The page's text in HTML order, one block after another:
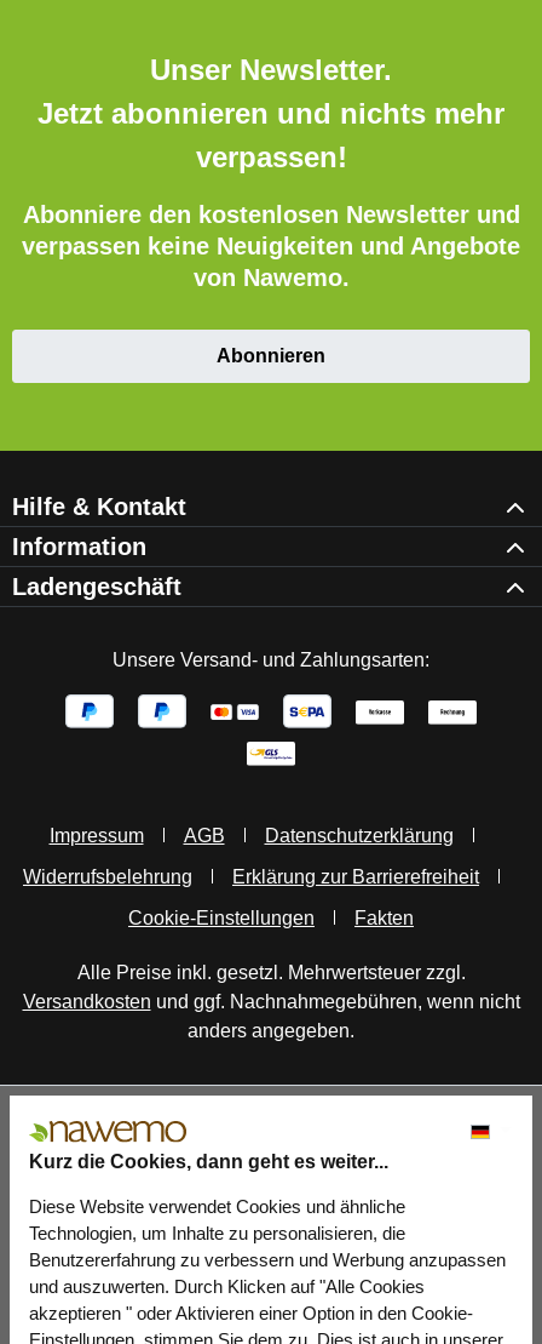
Kurz die Cookies, dann geht es weiter...
Diese Website verwendet Cookies und ähnliche
Technologien, um Inhalte zu personalisieren, die
Benutzererfahrung zu verbessern und Werbung anzupassen
und auszuwerten. Durch Klicken auf "Alle Cookies
akzeptieren " oder Aktivieren einer Option in den Cookie-
Einstellungen, stimmen Sie dem zu. Dies ist auch in unserer
Unser Newsletter.
Jetzt abonnieren und nichts mehr
verpassen!
Abonniere den kostenlosen Newsletter und
verpassen keine Neuigkeiten und Angebote
von Nawemo.
Abonnieren
Hilfe & Kontakt
Information
Ladengeschäft
Unsere Versand- und Zahlungsarten:
Impressum AGB
Datenschutzerklärung
Widerrufsbelehrung
Erklärung zur Barrierefreiheit
Cookie-Einstellungen
Fakten
Alle Preise inkl. gesetzl. Mehrwertsteuer zzgl.
Versandkosten und ggf. Nachnahmegebühren, wenn nicht
anders angegeben.